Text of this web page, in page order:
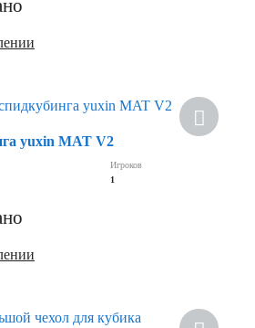
yuxin MAT V2
Игроков
1